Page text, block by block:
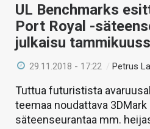
UL Benchmarks
Port Royal -
julkaisu
29.11.2018 - 17:22 /Petrus
Tuttua futuristista
teemaa noudattava
säteenseurantaa mm.